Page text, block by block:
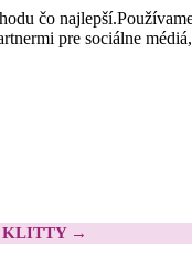
čo najlepší.
pre sociálne
→